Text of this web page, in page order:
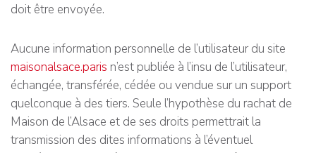
doit être envoyée.
Aucune information personnelle de l’utilisateur du site
maisonalsace.paris n’est publiée à l’insu de l’utilisateur,
échangée, transférée, cédée ou vendue sur un support
quelconque à des tiers. Seule l’hypothèse du rachat de
Maison de l’Alsace et de ses droits permettrait la
transmission des dites informations à l’éventuel